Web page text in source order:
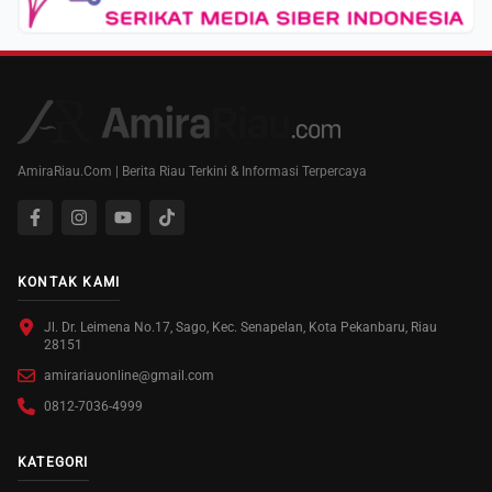
AmiraRiau.Com | Berita Riau Terkini & Informasi Terpercaya
KONTAK KAMI
Jl. Dr. Leimena No.17, Sago, Kec. Senapelan, Kota Pekanbaru, Riau
28151
amirariauonline@gmail.com
0812-7036-4999
KATEGORI